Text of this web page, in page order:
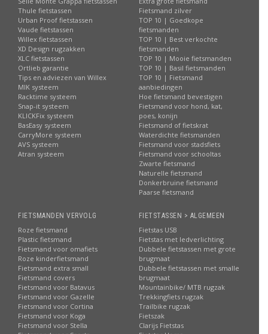
Thule fietstassen
Urban Proof fietstassen
Vaude fietstassen
Willex fietstassen
XD Design rugzakken
XLC fietstassen
Ortlieb garantie
Tips en adviezen van Willex
MIK systeem
Racktime systeem
Snap-it systeem
KLICKFix systeem
BasEasy systeem
CarryMore systeem
AVS systeem
Atran systeem
Fietsmand zilver
TOP 10 | Goedkope
fietsmanden
TOP 10 | Best verkochte
fietsmanden
TOP 10 | Mooie fietsmanden
TOP 10 | Basil fietsmanden
TOP 10 | Fietsmand
aanbiedingen
Hoe fietsmand bevestigen
Fietsmand voor hond, kat,
poes, konijn
Fietsmand of fietskrat
Waterdichte fietsmanden
Fietsmand voor stadsfiets
Fietsmand voor schooltas
Zwarte fietsmand
Naturelle fietsmand
Donkerbruine fietsmand
Paarse fietsmand
FIETSMANDEN VERVOLG
Roze fietsmand
Plastic fietsmand
Fietsmand voor omafiets
Roze kinderfietsmand
Fietsmand extra small
Fietsmand covers
Fietsmand voor Batavus
Fietsmand voor Gazelle
Fietsmand voor Cortina
Fietsmand voor Koga
Fietsmand voor Stella
FIETSTASSEN > ALGEMEEN
Fietstas USB
Fietstas met ledverlichting
Dubbele fietstassen met grote
brugmaat
Dubbele fietstassen met smalle
brugmaat
Mountainbike/ MTB rugzak
Trekkingfiets rugzak
Trailbike rugzak
Fietszak
Clarijs Fietstas